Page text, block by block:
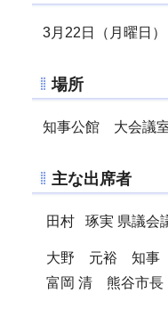
3月22日（月曜日
場所
知事公館 大会議
主な出席者
田村 琢実 県議会
大野 元裕 知事
富岡 清 熊谷市長